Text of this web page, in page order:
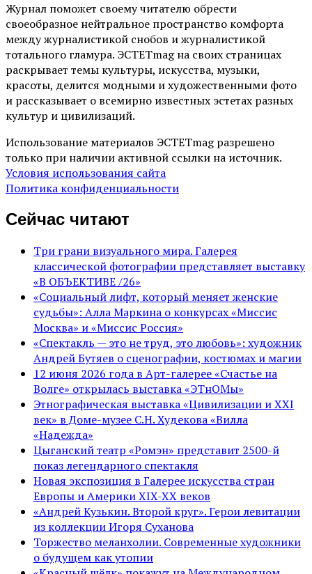
Журнал поможет своему читателю обрести
своеобразное нейтральное пространство комфорта
между журналистикой снобов и журналистикой
тотального гламура. ЭСТЕТmag на своих страницах
раскрывает темы культуры, искусства, музыки,
красоты, делится модными и художественными фото
и рассказывает о всемирно известных эстетах разных
культур и цивилизаций.
Использование материалов ЭСТЕТmag разрешено
только при наличии активной ссылки на источник.
Условия использования сайта
Политика конфиденциальности
Сейчас читают
Три грани визуального мира. Галерея
классической фотографии представляет выставку
«В ОБЪЕКТИВЕ /26»
«Социальный лифт, который меняет женские
судьбы»: Алла Маркина о конкурсах «Миссис
Москва» и «Миссис Россия»
«Спектакль — это не труд, это любовь»: художник
Андрей Бутяев о сценографии, костюмах и магии
12 июня 2026 года в Арт-галерее «Счастье на
Волге» открылась выставка «ЭТнОМы»
Этнографическая выставка «Цивилизации и ХХI
век» в Доме-музее С.Н. Худекова «Вилла
«Надежда»
Цыганский театр «Ромэн» представит 2500-й
показ легендарного спектакля
Новая экспозиция в Галерее искусства стран
Европы и Америки XIX-XX веков
«Андрей Кузькин. Второй круг». Герои левитации
из коллекции Игоря Суханова
Торжество меланхолии. Современные художники
о будущем как утопии